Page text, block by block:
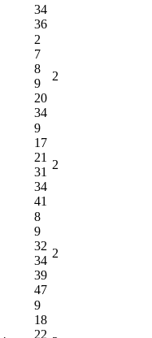
34
36
2
7
8
9
20
34
2
9
17
21
31
34
41
2
8
9
32
34
39
47
2
9
18
22